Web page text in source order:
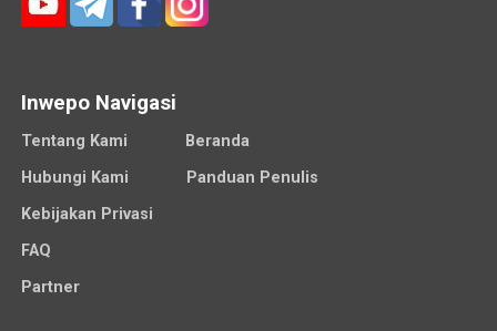
Inwepo Navigasi
Tentang Kami
Beranda
Hubungi Kami
Panduan Penulis
Kebijakan Privasi
FAQ
Partner